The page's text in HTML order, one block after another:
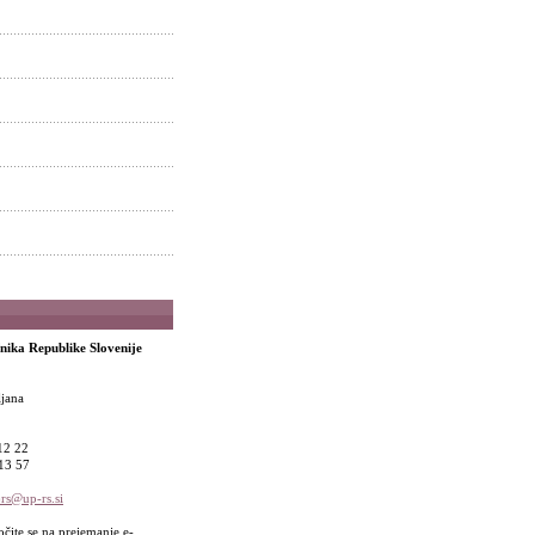
Republike Slovenije
22
57
rs.si
se na prejemanje e-